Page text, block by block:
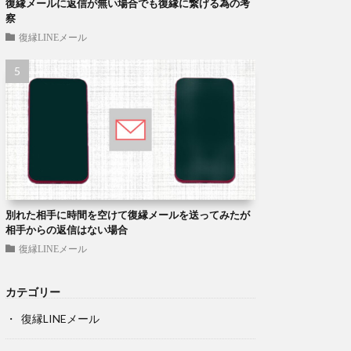
復縁メールに返信が無い場合でも復縁に繋げる為の考
察
復縁LINEメール
別れた相手に時間を空けて復縁メールを送ってみたが
相手からの返信はない場合
復縁LINEメール
カテゴリー
復縁LINEメール